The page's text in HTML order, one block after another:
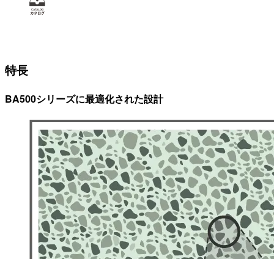
特長
BA500シリーズに最適化された設計